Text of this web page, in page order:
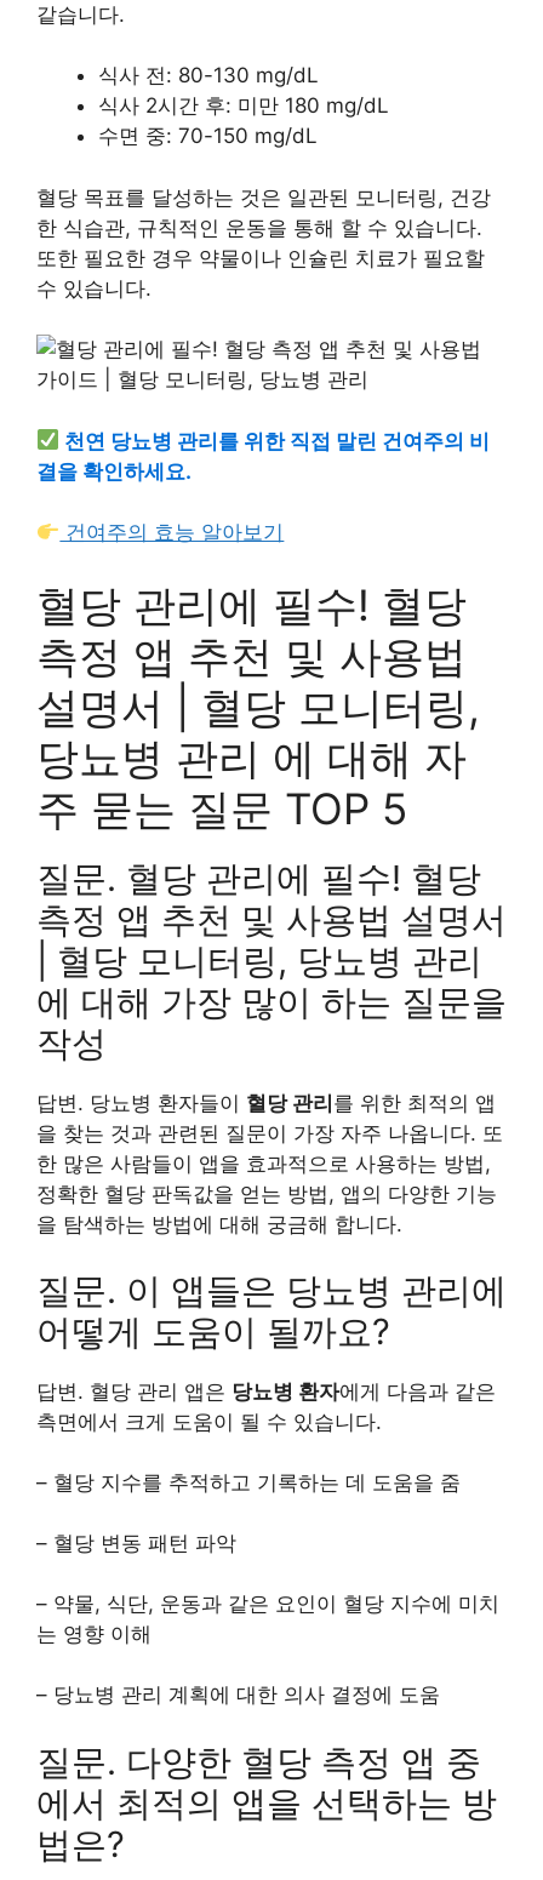
같습니다.
식사 전: 80-130 mg/dL
식사 2시간 후: 미만 180 mg/dL
수면 중: 70-150 mg/dL
혈당 목표를 달성하는 것은 일관된 모니터링, 건강
한 식습관, 규칙적인 운동을 통해 할 수 있습니다.
또한 필요한 경우 약물이나 인슐린 치료가 필요할
수 있습니다.
천연 당뇨병 관리를 위한 직접 말린 건여주의 비
결을 확인하세요.
건여주의 효능 알아보기
혈당 관리에 필수! 혈당
측정 앱 추천 및 사용법
설명서 | 혈당 모니터링,
당뇨병 관리 에 대해 자
주 묻는 질문 TOP 5
질문. 혈당 관리에 필수! 혈당
측정 앱 추천 및 사용법 설명서
| 혈당 모니터링, 당뇨병 관리
에 대해 가장 많이 하는 질문을
작성
답변. 당뇨병 환자들이 혈당 관리를 위한 최적의 앱
을 찾는 것과 관련된 질문이 가장 자주 나옵니다. 또
한 많은 사람들이 앱을 효과적으로 사용하는 방법,
정확한 혈당 판독값을 얻는 방법, 앱의 다양한 기능
을 탐색하는 방법에 대해 궁금해 합니다.
질문. 이 앱들은 당뇨병 관리에
어떻게 도움이 될까요?
답변. 혈당 관리 앱은 당뇨병 환자에게 다음과 같은
측면에서 크게 도움이 될 수 있습니다.
– 혈당 지수를 추적하고 기록하는 데 도움을 줌
– 혈당 변동 패턴 파악
– 약물, 식단, 운동과 같은 요인이 혈당 지수에 미치
는 영향 이해
– 당뇨병 관리 계획에 대한 의사 결정에 도움
질문. 다양한 혈당 측정 앱 중
에서 최적의 앱을 선택하는 방
법은?